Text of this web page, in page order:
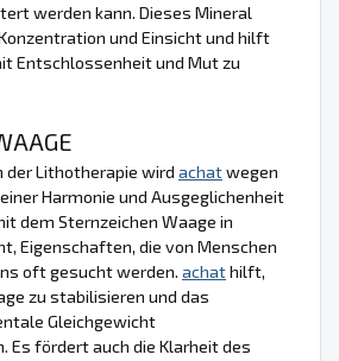
werden kann. Dieses Mineral
und Einsicht und hilft
Entschlossenheit und Mut zu
der Lithotherapie wird achatwegen
Harmonie und Ausgeglichenheit
dem Sternzeichen Waage in
Eigenschaften, die von Menschen
oft gesucht werden. achathilft,
zu stabilisieren und das
Gleichgewicht
Es fördert auch die Klarheit des